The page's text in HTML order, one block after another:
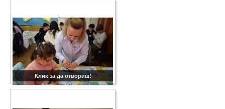
Клик за да отвориш!